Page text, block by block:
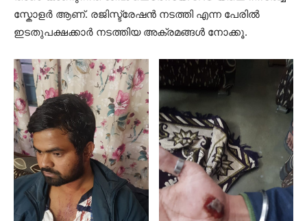
സ്കോളർ ആണ്. രജിസ്ട്രേഷൻ നടത്തി എന്ന പേരിൽ
ഇടതുപക്ഷക്കാർ നടത്തിയ അക്രമങ്ങൾ നോക്കൂ.